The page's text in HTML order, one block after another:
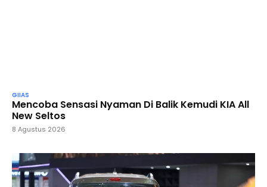
GIIAS
Mencoba Sensasi Nyaman Di Balik Kemudi KIA All
New Seltos
8 Agustus 2026